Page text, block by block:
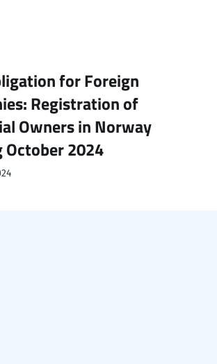
for Foreign
Registration of
Owners in Norway
2024